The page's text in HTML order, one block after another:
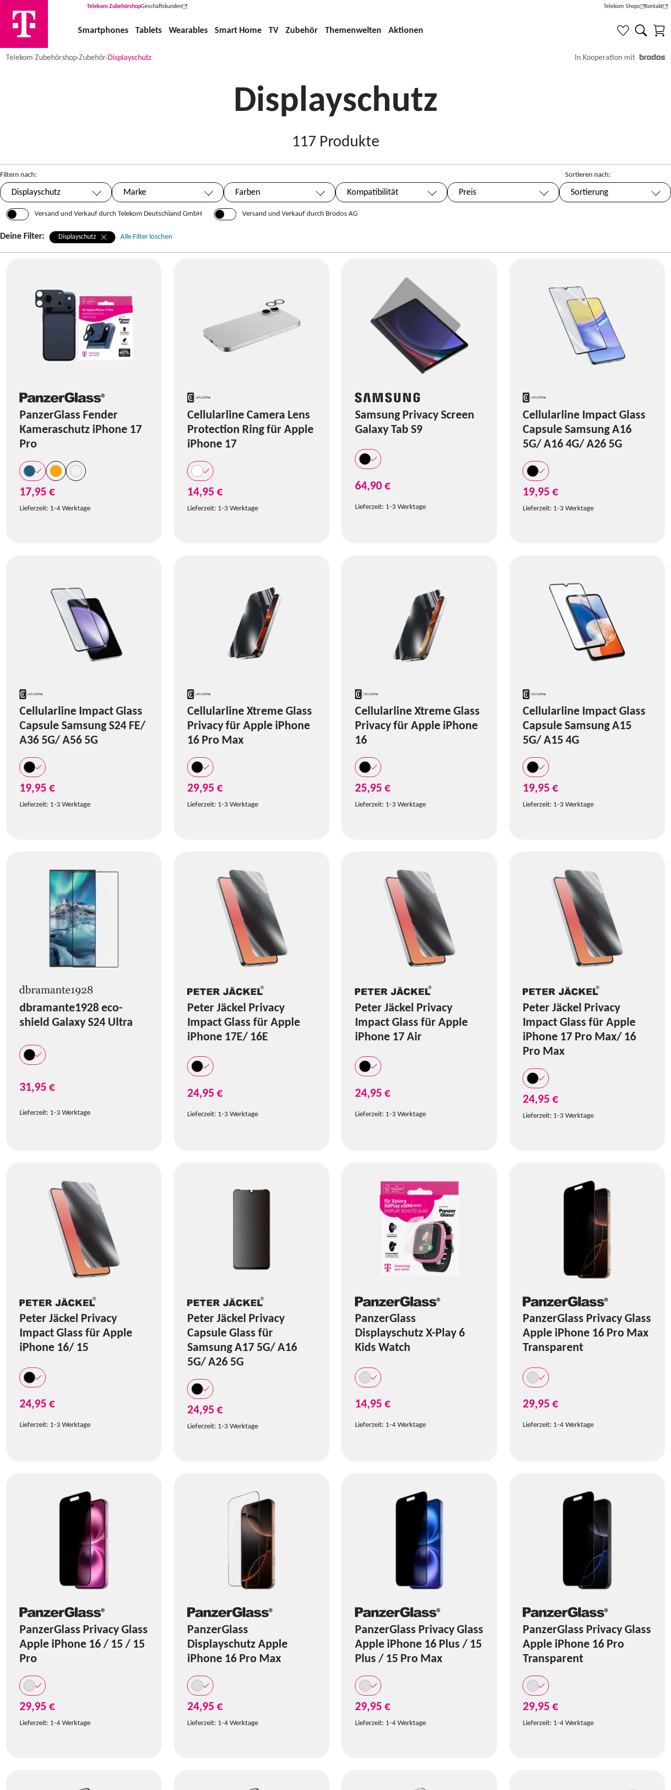
Telekom ZubehörshopGeschäftskunden
(Wird in einem neuen Tab geöffnet) Telekom Shops
(Wird in einem neuen Tab
Kontakt
(Wird in
Smartphones Tablets Wearables Smart Home TV Zubehör Themenwelten Aktionen
Telekom Zubehörshop·Zubehör·Displayschutz In Kooperation mit
Displayschutz
117 Produkte
Filtern nach:
Ausgewählt:
Displayschutz Marke Farben Kompatibilität Preis
Sortieren nach:
Sortierung
Versand und Verkauf durch Telekom Deutschland GmbH Versand und Verkauf durch Brodos AG
Deine Filter: Displayschutz Alle Filter löschen
PanzerGlass Fender
Kameraschutz iPhone 17
Pro
17,95 €
Lieferzeit: 1-4 Werktage
Cellularline Camera Lens
Protection Ring für Apple
iPhone 17
14,95 €
Lieferzeit: 1-3 Werktage
Samsung Privacy Screen
Galaxy Tab S9
64,90 €
Lieferzeit: 1-3 Werktage
Cellularline Impact Glass
Capsule Samsung A16
5G/ A16 4G/ A26 5G
19,95 €
Lieferzeit: 1-3 Werktage
Cellularline Impact Glass
Capsule Samsung S24 FE/
A36 5G/ A56 5G
19,95 €
Lieferzeit: 1-3 Werktage
Cellularline Xtreme Glass
Privacy für Apple iPhone
16 Pro Max
29,95 €
Lieferzeit: 1-3 Werktage
Cellularline Xtreme Glass
Privacy für Apple iPhone
16
25,95 €
Lieferzeit: 1-3 Werktage
Cellularline Impact Glass
Capsule Samsung A15
5G/ A15 4G
19,95 €
Lieferzeit: 1-3 Werktage
dbramante1928 eco-
shield Galaxy S24 Ultra
31,95 €
Lieferzeit: 1-3 Werktage
Peter Jäckel Privacy
Impact Glass für Apple
iPhone 17E/ 16E
24,95 €
Lieferzeit: 1-3 Werktage
Peter Jäckel Privacy
Impact Glass für Apple
iPhone 17 Air
24,95 €
Lieferzeit: 1-3 Werktage
Peter Jäckel Privacy
Impact Glass für Apple
iPhone 17 Pro Max/ 16
Pro Max
24,95 €
Lieferzeit: 1-3 Werktage
Peter Jäckel Privacy
Impact Glass für Apple
iPhone 16/ 15
24,95 €
Lieferzeit: 1-3 Werktage
Peter Jäckel Privacy
Capsule Glass für
Samsung A17 5G/ A16
5G/ A26 5G
24,95 €
Lieferzeit: 1-3 Werktage
PanzerGlass
Displayschutz X-Play 6
Kids Watch
14,95 €
Lieferzeit: 1-4 Werktage
PanzerGlass Privacy Glass
Apple iPhone 16 Pro Max
Transparent
29,95 €
Lieferzeit: 1-4 Werktage
PanzerGlass Privacy Glass
Apple iPhone 16 / 15 / 15
Pro
29,95 €
Lieferzeit: 1-4 Werktage
PanzerGlass
Displayschutz Apple
iPhone 16 Pro Max
24,95 €
Lieferzeit: 1-4 Werktage
PanzerGlass Privacy Glass
Apple iPhone 16 Plus / 15
Plus / 15 Pro Max
29,95 €
Lieferzeit: 1-4 Werktage
PanzerGlass Privacy Glass
Apple iPhone 16 Pro
Transparent
29,95 €
Lieferzeit: 1-4 Werktage